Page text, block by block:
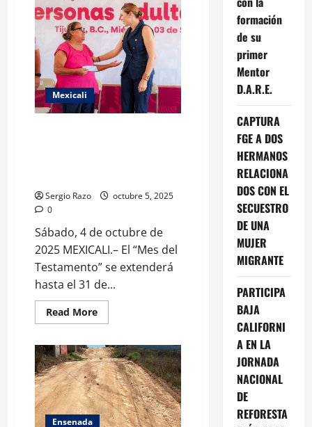
DEL
PILAR
Y
EL
RECTOR
DE
LA
UABC
MAS
VIGILANCIA
EN
LOS
Mexicali
Sergio Razo
octubre 5, 2025
0
Sábado, 4 de octubre de
2025 MEXICALI.– El “Mes del
Testamento” se extenderá
hasta el 31 de...
Read MoreRead
more
GOBERNADORA
MARINA
DEL
PILAR
EXTENSIÓN
DEL
MES
DEL
Ensenada
formación
de su
primer
Mentor
D.A.R.E.
CAPTURA
FGE A DOS
HERMANOS
RELACIONA
DOS CON EL
SECUESTRO
DE UNA
MUJER
MIGRANTE
PARTICIPA
BAJA
CALIFORNI
A EN LA
JORNADA
NACIONAL
DE
REFORESTA